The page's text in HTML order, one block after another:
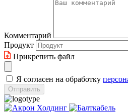
Комментарий
Продукт
Прикрепить файл
Я согласен на обработку